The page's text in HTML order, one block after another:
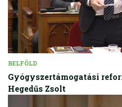
BELFÖLD
Gyógyszertámogatási
Hegedűs Zsolt